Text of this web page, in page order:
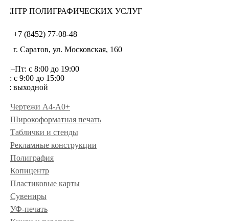
ЦЕНТР ПОЛИГРАФИЧЕСКИХ УСЛУГ
+7 (8452) 77-08-48
г. Саратов, ул. Московская, 160
Пн–Пт: с 8:00 до 19:00
Сб: с 9:00 до 15:00
Вс: выходной
Чертежи А4-А0+
Широкоформатная печать
Таблички и стенды
Рекламные конструкции
Полиграфия
Копицентр
Пластиковые карты
Сувениры
УФ-печать